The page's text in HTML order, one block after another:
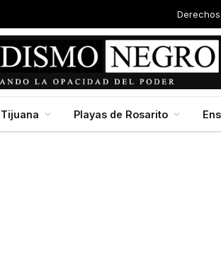
Tijuana Playas de Rosarito